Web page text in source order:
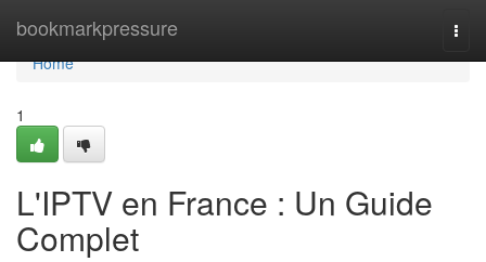
bookmarkpressure
Home
Home
1
L'IPTV en France : Un Guide
Complet